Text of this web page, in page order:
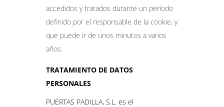
accedidos y tratados durante un período
definido por el responsable de la cookie, y
que puede ir de unos minutos a varios
años.
TRATAMIENTO DE DATOS
PERSONALES
PUERTAS PADILLA, S.L. es el